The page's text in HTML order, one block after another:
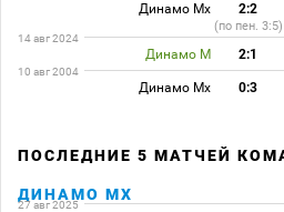
Динамо Мх 2:2
(по пен. 3:5)
14 авг 2024
Динамо М 2:1
10 авг 2004
Динамо Мх 0:3
ПОСЛЕДНИЕ 5 МАТЧЕЙ
ДИНАМО МХ
27 авг 2025